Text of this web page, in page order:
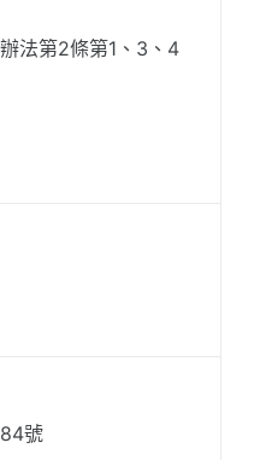
法第2條第1、3、4
號